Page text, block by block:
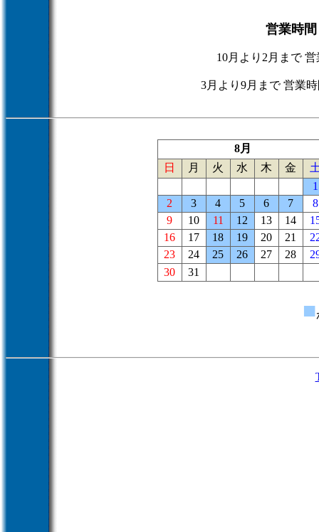
営業時
10月より2月まで
3月より9月まで 営業
8月
日
月 火 水 木 金
1
2
3 4 5 6 7
8
9
10 11 12 13 14
16
17 18 19 20 21
23
24 25 26 27 28
30
31
■